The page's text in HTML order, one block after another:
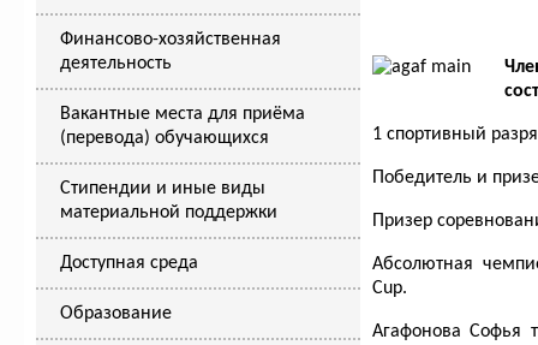
Финансово-хозяйственная
деятельность
Вакантные места для приёма
(перевода) обучающихся
Стипендии и иные виды
материальной поддержки
Доступная среда
Образование
1 спортивный
Победитель и
Призер
Абсолютная
Cup.
Агафонова